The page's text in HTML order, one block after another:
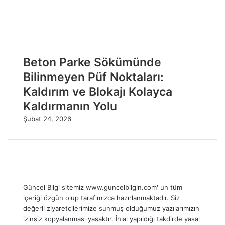
Beton Parke Sökümünde
Bilinmeyen Püf Noktaları:
Kaldırım ve Blokajı Kolayca
Kaldırmanın Yolu
Şubat 24, 2026
Güncel Bilgi sitemiz www.guncelbilgin.com' un tüm
içeriği özgün olup tarafımızca hazırlanmaktadır. Siz
değerli ziyaretçilerimize sunmuş olduğumuz yazılarımızın
izinsiz kopyalanması yasaktır. İhlal yapıldığı takdirde yasal